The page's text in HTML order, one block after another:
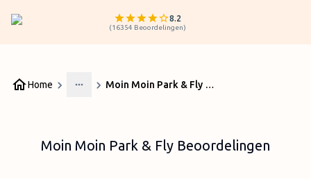
8.2
(16354 Beoordelingen)
Home
More
Moin Moin Park & Fly Beoordelingen
Moin Moin Park & Fly Beoordelingen